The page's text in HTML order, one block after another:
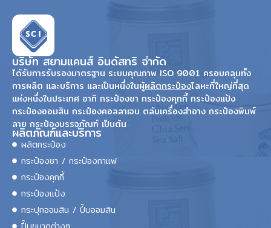
บริษัท สยามแคนส์ อินดัสทริ จำกัด
ได้รับการรับรองมาตรฐาน ระบบคุณภาพ ISO 9001 ครอบคลุมทั้ง
การผลิต และบริการ และเป็นหนึ่งในผู้ผลิตกระป๋องโลหะที่ใหญ่ที่สุด
แห่งหนึ่งในประเทศ อาทิ กระป๋องชา กระป๋องคุกกี้ กระป๋องแป้ง
กระป๋องออมสิน กระป๋องคอลลาเจน ตลับเครื่องสำอาง กระป๋องพิมพ์
ลาย กระป๋องบรรจุภัณฑ์ เป็นต้น
ผลิตภัณฑ์และบริการ
ผลิตกระป๋อง
กระป๋องชา / กระป๋องกาแฟ
กระป๋องคุกกี้
กระป๋องแป้ง
กระปุกออมสิน / ปี๊บออมสิน